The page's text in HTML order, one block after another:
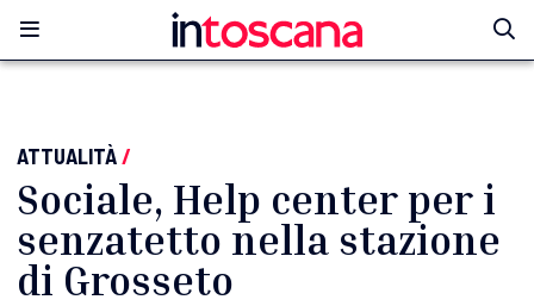
ATTUALITÀ/
Sociale, Help center per i
senzatetto nella stazione
di Grosseto